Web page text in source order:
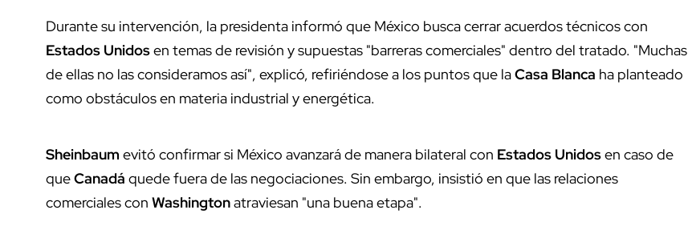
Durante su intervención, la presidenta informó que México busca cerrar acuerdos técnicos con
Estados Unidosen temas de revisión y supuestas "barreras comerciales" dentro del tratado. "Muchas
de ellas no las consideramos así", explicó, refiriéndose a los puntos que laCasa Blanca ha planteado
como obstáculos en materia industrial y energética.
Sheinbaum evitó confirmar si México avanzará de manera bilateral con Estados Unidosen caso de
queCanadá quede fuera de las negociaciones. Sin embargo, insistió en que las relaciones
comerciales con Washingtonatraviesan "una buena etapa".